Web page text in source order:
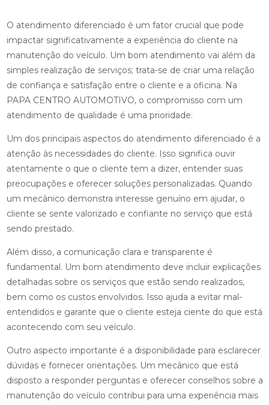
O atendimento diferenciado é um fator crucial que pode
impactar significativamente a experiência do cliente na
manutenção do veículo. Um bom atendimento vai além da
simples realização de serviços; trata-se de criar uma relação
de confiança e satisfação entre o cliente e a oficina. Na
PAPA CENTRO AUTOMOTIVO, o compromisso com um
atendimento de qualidade é uma prioridade.
Um dos principais aspectos do atendimento diferenciado é a
atenção às necessidades do cliente. Isso significa ouvir
atentamente o que o cliente tem a dizer, entender suas
preocupações e oferecer soluções personalizadas. Quando
um mecânico demonstra interesse genuíno em ajudar, o
cliente se sente valorizado e confiante no serviço que está
sendo prestado.
Além disso, a comunicação clara e transparente é
fundamental. Um bom atendimento deve incluir explicações
detalhadas sobre os serviços que estão sendo realizados,
bem como os custos envolvidos. Isso ajuda a evitar mal-
entendidos e garante que o cliente esteja ciente do que está
acontecendo com seu veículo.
Outro aspecto importante é a disponibilidade para esclarecer
dúvidas e fornecer orientações. Um mecânico que está
disposto a responder perguntas e oferecer conselhos sobre a
manutenção do veículo contribui para uma experiência mais